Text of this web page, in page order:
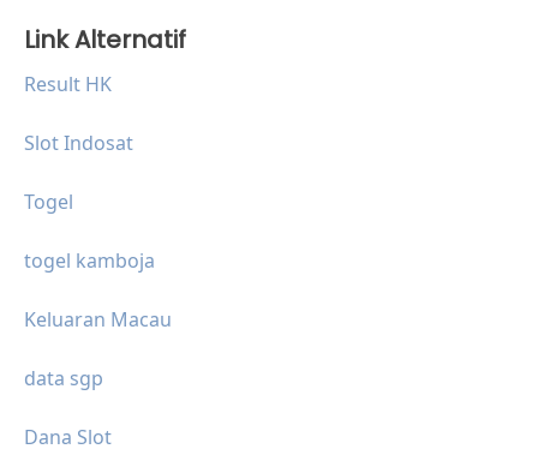
Link Alternatif
Result HK
Slot Indosat
Togel
togel kamboja
Keluaran Macau
data sgp
Dana Slot